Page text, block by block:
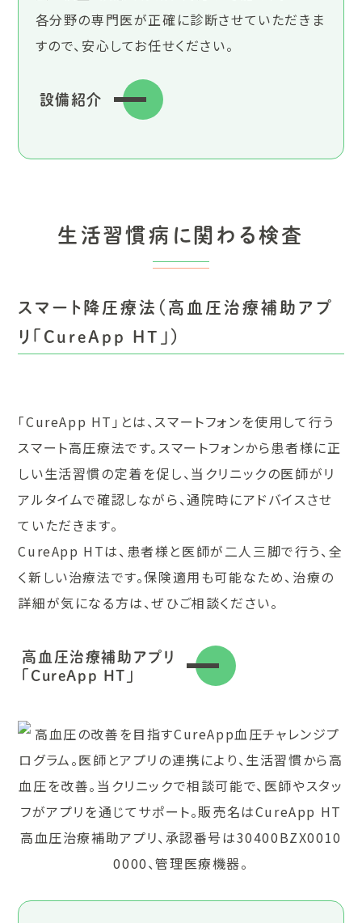
各分野の専門医が正確に診断させていただきま
すので、安心してお任せください。
設備紹介
生活習慣病に関わる検査
スマート降圧療法（高血圧治療補助アプ
リ「CureApp HT」）
「CureApp HT」とは、スマートフォンを使用して行う
スマート高圧療法です。スマートフォンから患者様に正
しい生活習慣の定着を促し、当クリニックの医師がリ
アルタイムで確認しながら、通院時にアドバイスさせ
ていただきます。
CureApp HTは、患者様と医師が二人三脚で行う、全
く新しい治療法です。保険適用も可能なため、治療の
詳細が気になる方は、ぜひご相談ください。
高血圧治療補助アプリ
「CureApp HT」